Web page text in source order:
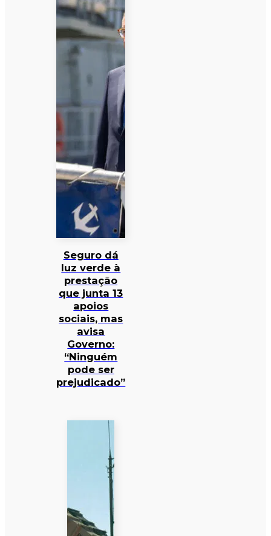
Seguro dá
luz verde à
prestação
que junta 13
apoios
sociais, mas
avisa
Governo:
“Ninguém
pode ser
prejudicado”